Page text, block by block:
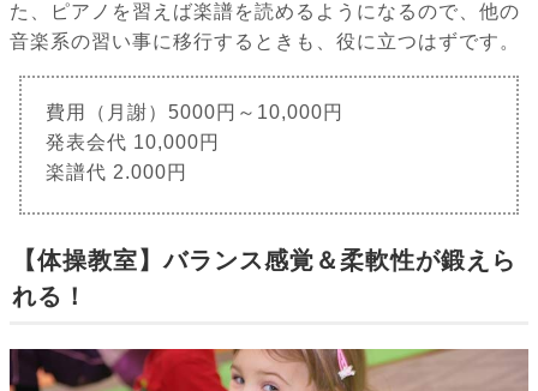
た、ピアノを習えば楽譜を読めるようになるので、他の
音楽系の習い事に移行するときも、役に立つはずです。
費用（月謝）5000円～10,000円
発表会代 10,000円
楽譜代 2.000円
【体操教室】バランス感覚＆柔軟性が鍛えら
れる！